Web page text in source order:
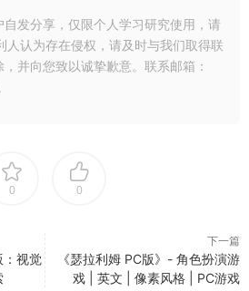
发分享，仅限个人学习研究使用，请
人认为存在侵权，请及时与我们取得联
并向您致以诚挚歉意。联系邮箱：
0 0
：视觉
下一篇
《瑟拉利姆 PC版》- 角色扮演游
戏 | 英文 | 像素风格 | PC游戏